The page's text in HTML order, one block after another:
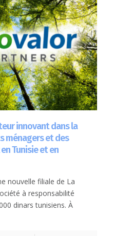
innovant dans la
ménagers et des
Tunisie et en
nouvelle filiale de La
à responsabilité
dinars tunisiens. À